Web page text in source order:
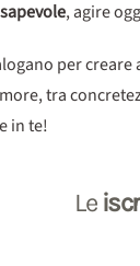
, agire
per
tra
in te!
Le